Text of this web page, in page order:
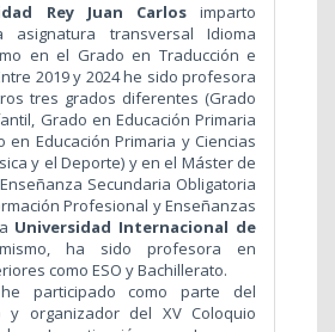
Rey Juan Carlosimparto
asignatura transversal Idioma
en el Grado en Traducción e
2019 y 2024 he sido profesora
tres grados diferentes (Grado
Grado en Educación Primaria
en Educación Primaria y Ciencias
y el Deporte) y en el Máster de
Secundaria Obligatoria
Profesional y Enseñanzas
Universidad Internacional de
ha sido profesora en
como ESO y Bachillerato.
he participado como parte del
y organizador del XV Coloquio